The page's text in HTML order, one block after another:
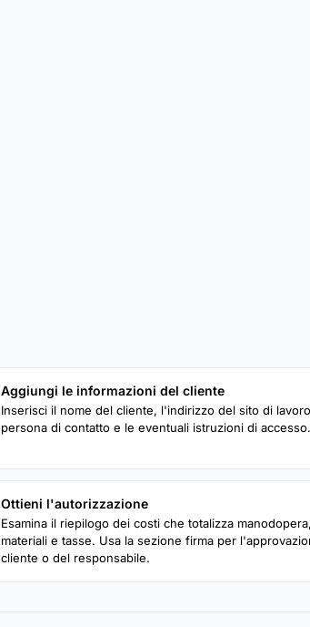
Aggiungi le informazioni del cliente
Inserisci il nome del cliente, l'indirizzo del sito di
persona di contatto e le eventuali istruzioni di accesso.
Ottieni l'autorizzazione
Esamina il riepilogo dei costi che totalizza
materiali e tasse. Usa la sezione firma per
cliente o del responsabile.